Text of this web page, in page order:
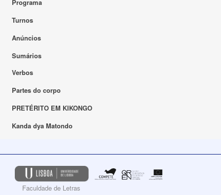
Programa
Turnos
Anúncios
Sumários
Verbos
Partes do corpo
PRETÉRITO EM KIKONGO
Kanda dya Matondo
Faculdade de Letras